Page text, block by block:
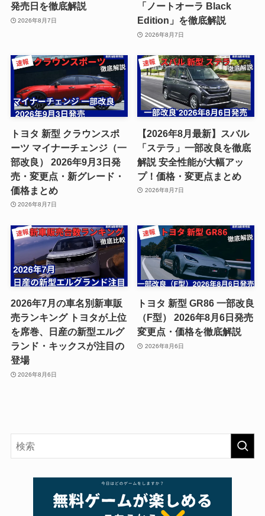
発売日を徹底解説
2026年8月7日
「ノートオーラ Black
Edition」を徹底解説
2026年8月7日
トヨタ 新型 クラウンスポ
ーツ マイナーチェンジ（一
部改良） 2026年9月3日発
売・変更点・新グレード・
価格まとめ
2026年8月7日
【2026年8月最新】スバル
「ステラ」一部改良を徹底
解説 安全性能が大幅アッ
プ！価格・変更点まとめ
2026年8月7日
2026年7月の車名別新車販
売ランキング トヨタが上位
を席巻、日産の新型エルグ
ランド・キックスが注目の
登場
2026年8月6日
トヨタ 新型 GR86 一部改良
（F型） 2026年8月6日発売
変更点・価格を徹底解説
2026年8月6日